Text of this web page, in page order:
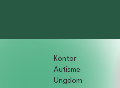
Kontor
Autisme
Ungdom